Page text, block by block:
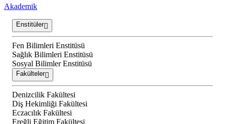
Akademik
Enstitüler
Fen Bilimleri Enstitüsü
Sağlık Bilimleri Enstitüsü
Sosyal Bilimler Enstitüsü
Fakülteler
Denizcilik Fakültesi
Diş Hekimliği Fakültesi
Eczacılık Fakültesi
Ereğli Eğitim Fakültesi